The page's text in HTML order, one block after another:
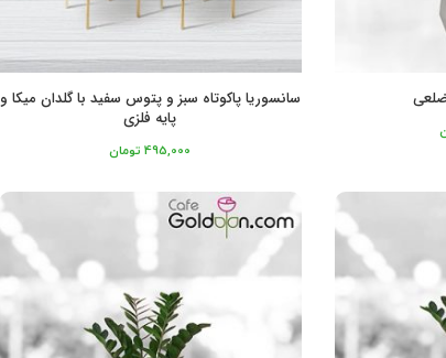
سانسوریا پاکوتاه سبز و پتوس سفید با گلدان میکا و
پایه فلزی
495,000 تومان